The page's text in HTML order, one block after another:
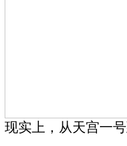
现实上，从天宫一